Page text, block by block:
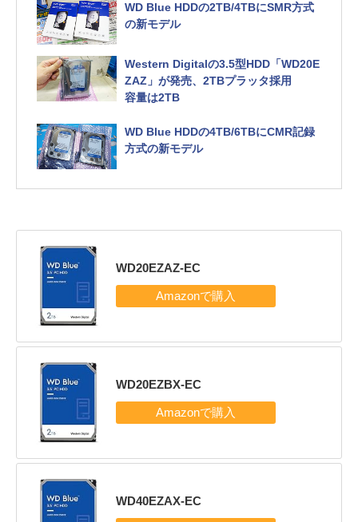
WD Blue HDDの2TB/4TBにSMR方式
の新モデル
Western Digitalの3.5型HDD「WD20E
ZAZ」が発売、2TBプラッタ採用
容量は2TB
WD Blue HDDの4TB/6TBにCMR記録
方式の新モデル
WD20EZAZ-EC
WD20EZBX-EC
WD40EZAX-EC